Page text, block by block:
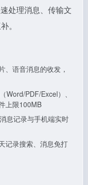
处理消息、传输文
。
、语音消息的收发，
Word/PDF/Excel）、
上限100MB
息记录与手机端实时
记录搜索、消息免打